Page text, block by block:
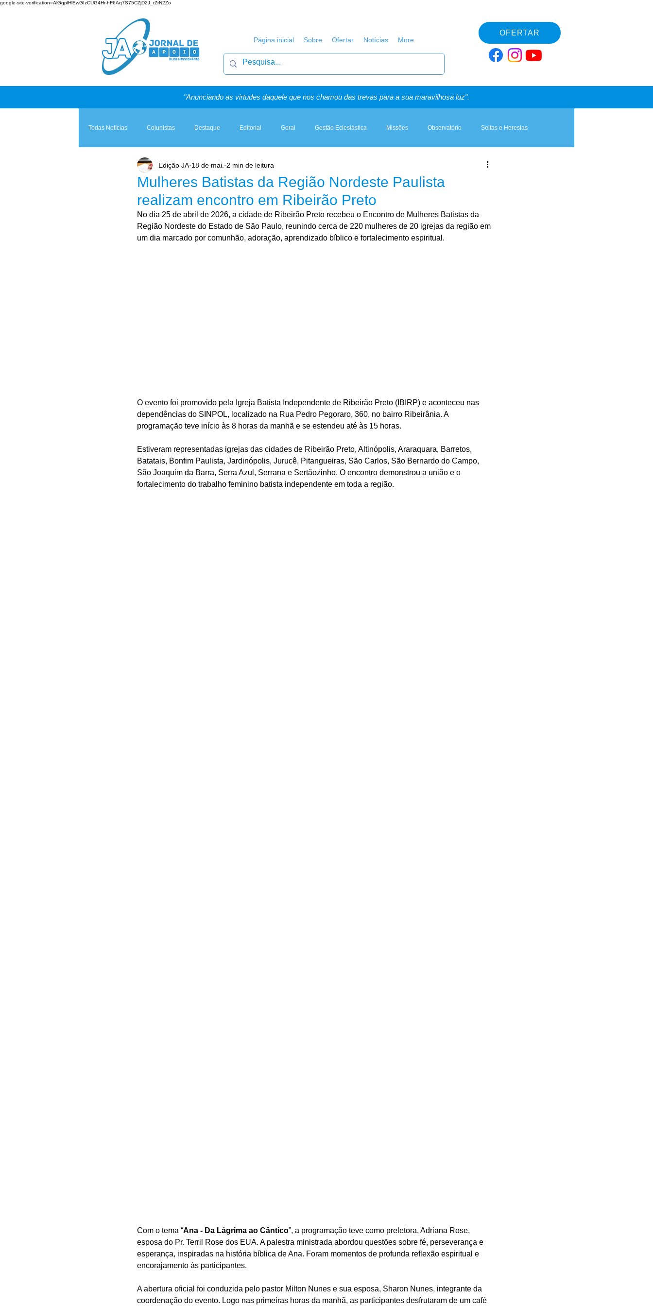
google-site-verification=AlGgplHlEwGIzCUG4Hr-hF6Aq7S75CZjD2J_rZrN2Zo
Página inicial Sobre Ofertar Notícias More
OFERTAR
"Anunciando as virtudes daquele que nos chamou das trevas para a sua maravilhosa luz".
Todas Notícias Colunistas Destaque Editorial Geral Gestão Eclesiástica Missões Observatório Seitas e Heresias
Teologia & Prática A Igreja e a Lei Artigos, Sermões & Esboços
Mulheres Batistas da Região Nordeste Paulista
realizam encontro em Ribeirão Preto
Edição JA 18 de mai. 2 min de leitura
No dia 25 de abril de 2026, a cidade de Ribeirão Preto recebeu o Encontro de Mulheres Batistas da
Região Nordeste do Estado de São Paulo, reunindo cerca de 220 mulheres de 20 igrejas da região em
um dia marcado por comunhão, adoração, aprendizado bíblico e fortalecimento espiritual.
O evento foi promovido pela Igreja Batista Independente de Ribeirão Preto (IBIRP) e aconteceu nas
dependências do SINPOL, localizado na Rua Pedro Pegoraro, 360, no bairro Ribeirânia. A
programação teve início às 8 horas da manhã e se estendeu até às 15 horas.
Estiveram representadas igrejas das cidades de Ribeirão Preto, Altinópolis, Araraquara, Barretos,
Batatais, Bonfim Paulista, Jardinópolis, Jurucê, Pitangueiras, São Carlos, São Bernardo do Campo,
São Joaquim da Barra, Serra Azul, Serrana e Sertãozinho. O encontro demonstrou a união e o
fortalecimento do trabalho feminino batista independente em toda a região.
Com o tema “Ana - Da Lágrima ao Cântico”, a programação teve como preletora, Adriana Rose,
esposa do Pr. Terril Rose dos EUA. A palestra ministrada abordou questões sobre fé, perseverança e
esperança, inspiradas na história bíblica de Ana. Foram momentos de profunda reflexão espiritual e
encorajamento às participantes.
A abertura oficial foi conduzida pelo pastor Milton Nunes e sua esposa, Sharon Nunes, integrante da
coordenação do evento. Logo nas primeiras horas da manhã, as participantes desfrutaram de um café